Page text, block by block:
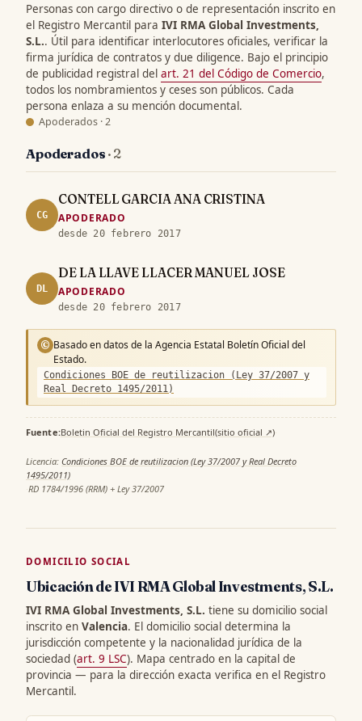
Personas con cargo directivo o de representación inscrito en
el Registro Mercantil para IVI RMA Global Investments,
S.L.. Útil para identificar interlocutores oficiales, verificar la
firma jurídica de contratos y due diligence. Bajo el principio
de publicidad registral del art. 21 del Código de Comercio,
todos los nombramientos y ceses son públicos. Cada
persona enlaza a su mención documental.
Apoderados · 2
Apoderados · 2
CG
CONTELL GARCIA ANA CRISTINA
APODERADO
desde 20 febrero 2017
DL
DE LA LLAVE LLACER MANUEL JOSE
APODERADO
desde 20 febrero 2017
© Basado en datos de la Agencia Estatal Boletín Oficial del
Estado.
Condiciones BOE de reutilizacion (Ley 37/2007 y
Real Decreto 1495/2011)
Fuente:Boletin Oficial del Registro Mercantil(sitio oficial ↗)·
Licencia: Condiciones BOE de reutilizacion (Ley 37/2007 y Real Decreto
1495/2011)
·RD 1784/1996 (RRM) + Ley 37/2007
DOMICILIO SOCIAL
Ubicación de IVI RMA Global Investments, S.L.
IVI RMA Global Investments, S.L. tiene su domicilio social
inscrito en Valencia. El domicilio social determina la
jurisdicción competente y la nacionalidad jurídica de la
sociedad (art. 9 LSC). Mapa centrado en la capital de
provincia — para la dirección exacta verifica en el Registro
Mercantil.